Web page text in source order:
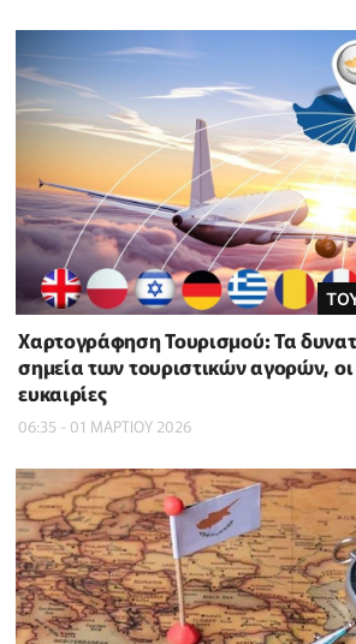
Χαρτογράφηση Τουρισμού: Τα
σημεία των τουριστικών αγορών, οι
ευκαιρίες
06:35 - 01 ΜΑΡΤΙΟΥ 2026